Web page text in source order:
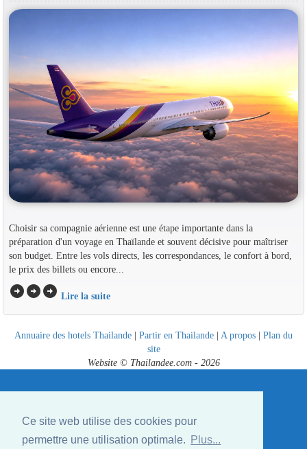
Ce site web utilise des cookies pour
permettre une utilisation optimale.
Plus...
Choisir sa compagnie aérienne est une étape importante dans la
préparation d'un voyage en Thaïlande et souvent décisive pour maîtriser
son budget. Entre les vols directs, les correspondances, le confort à bord,
le prix des billets ou encore...
arrow_circle_rightarrow_circle_rightarrow_circle_right Lire la suite
Annuaire des hotels Thailande | Partir en Thailande | A propos | Plan du
site
Website © Thailandee.com - 2026